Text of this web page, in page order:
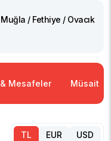
Muğla / Fethiye / Ovacık
Mesafeler Müsaitlik
TL EUR USD